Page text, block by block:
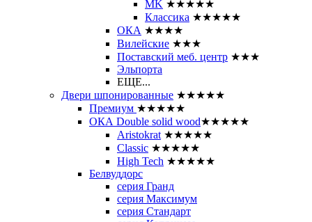
MK ★★★★★
Классика ★★★★★
ОКА ★★★★
Вилейские ★★★
Поставский меб. центр ★★★
Эльпорта
ЕЩЕ...
Двери шпонированные ★★★★★
Премиум ★★★★★
ОКА Double solid wood★★★★★
Aristokrat ★★★★★
Classic ★★★★★
High Tech ★★★★★
Белвуддорс
серия Гранд
серия Максимум
серия Стандарт